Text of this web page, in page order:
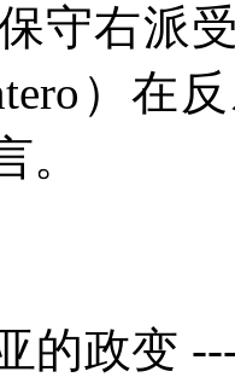
守右派
）在
。
的政变